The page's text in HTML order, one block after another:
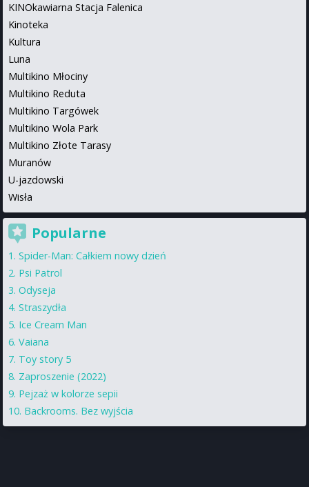
KINOkawiarna Stacja Falenica
Kinoteka
Kultura
Luna
Multikino Młociny
Multikino Reduta
Multikino Targówek
Multikino Wola Park
Multikino Złote Tarasy
Muranów
U-jazdowski
Wisła
Popularne
Spider-Man: Całkiem nowy dzień
Psi Patrol
Odyseja
Straszydła
Ice Cream Man
Vaiana
Toy story 5
Zaproszenie (2022)
Pejzaż w kolorze sepii
Backrooms. Bez wyjścia